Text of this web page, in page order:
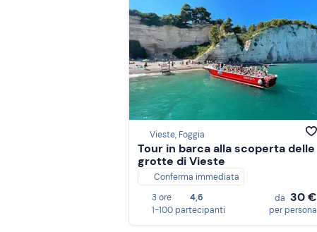
Vieste, Foggia
Tour in barca alla scoperta delle
grotte di Vieste
Conferma immediata
3 ore
4,6
1-100 partecipanti
da 30 €
per persona